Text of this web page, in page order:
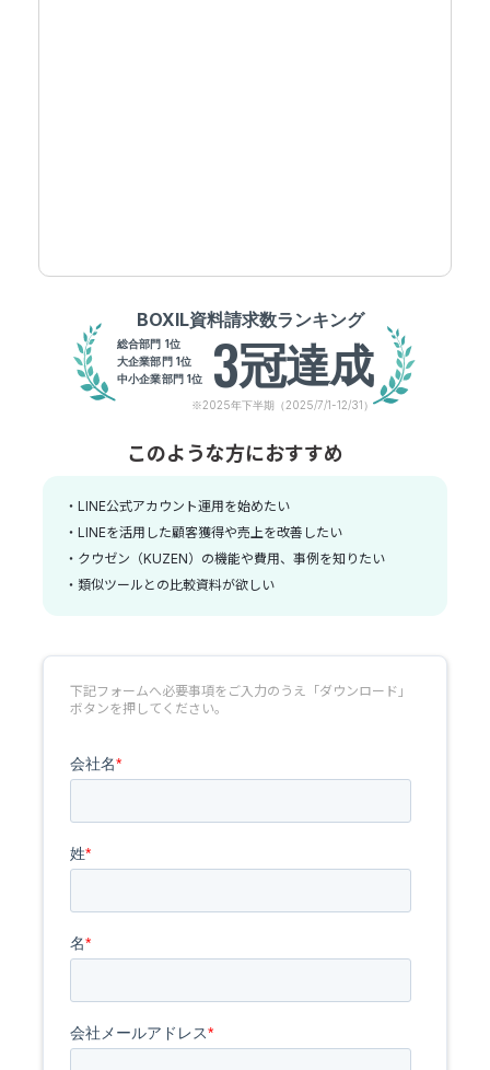
BOXIL資料請求数ランキング
総合部門 1位
大企業部門 1位
中小企業部門 1位
3冠達成
※2025年下半期（2025/7/1-12/31）
このような方におすすめ
・LINE公式アカウント運用を始めたい
・LINEを活用した顧客獲得や売上を改善したい
・クウゼン（KUZEN）の機能や費用、事例を知りたい
・類似ツールとの比較資料が欲しい
下記フォームへ必要事項をご入力のうえ「ダウンロード」
ボタンを押してください。